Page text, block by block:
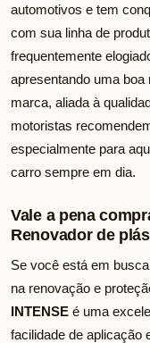
automotivos e tem
com sua linha de
frequentemente
apresentando uma
marca, aliada à
motoristas
especialmente para
carro sempre em dia.
Vale a pena
Renovador de
Se você está em
na renovação e
INTENSE é uma
facilidade de aplicação